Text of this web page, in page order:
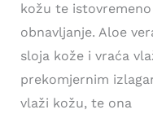
kožu te
obnavljanje. Aloe
sloja kože i vraća
prekomjernim
vlaži kožu, te ona